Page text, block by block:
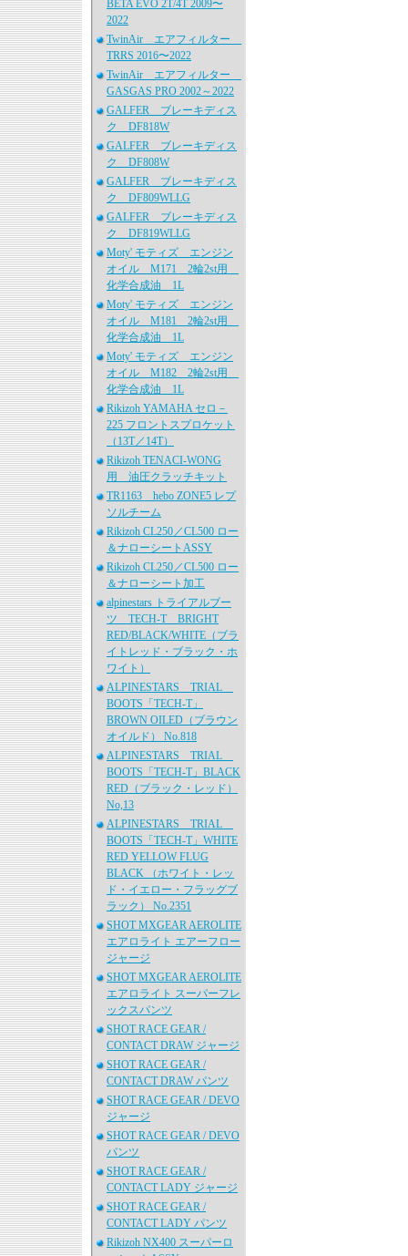
BETA EVO 2T/4T 2009〜
2022
TwinAir エアフィルター
TRRS 2016〜2022
TwinAir エアフィルター
GASGAS PRO 2002～2022
GALFER ブレーキディス
ク DF818W
GALFER ブレーキディス
ク DF808W
GALFER ブレーキディス
ク DF809WLLG
GALFER ブレーキディス
ク DF819WLLG
Moty' モティズ エンジン
オイル M171 2輪2st用
化学合成油 1L
Moty' モティズ エンジン
オイル M181 2輪2st用
化学合成油 1L
Moty' モティズ エンジン
オイル M182 2輪2st用
化学合成油 1L
Rikizoh YAMAHA セロ－
225 フロントスプロケット
（13T／14T）
Rikizoh TENACI-WONG
用 油圧クラッチキット
TR1163 hebo ZONE5 レプ
ソルチーム
Rikizoh CL250／CL500 ロー
＆ナローシートASSY
Rikizoh CL250／CL500 ロー
＆ナローシート加工
alpinestars トライアルブー
ツ TECH-T BRIGHT
RED/BLACK/WHITE（ブラ
イトレッド・ブラック・ホ
ワイト）
ALPINESTARS TRIAL
BOOTS「TECH-T」
BROWN OILED（ブラウン
オイルド） No.818
ALPINESTARS TRIAL
BOOTS「TECH-T」BLACK
RED（ブラック・レッド）
No,13
ALPINESTARS TRIAL
BOOTS「TECH-T」WHITE
RED YELLOW FLUG
BLACK （ホワイト・レッ
ド・イエロー・フラッグブ
ラック） No.2351
SHOT MXGEAR AEROLITE
エアロライト エアーフロー
ジャージ
SHOT MXGEAR AEROLITE
エアロライト スーパーフレ
ックスパンツ
SHOT RACE GEAR /
CONTACT DRAW ジャージ
SHOT RACE GEAR /
CONTACT DRAW パンツ
SHOT RACE GEAR / DEVO
ジャージ
SHOT RACE GEAR / DEVO
パンツ
SHOT RACE GEAR /
CONTACT LADY ジャージ
SHOT RACE GEAR /
CONTACT LADY パンツ
Rikizoh NX400 スーパーロ